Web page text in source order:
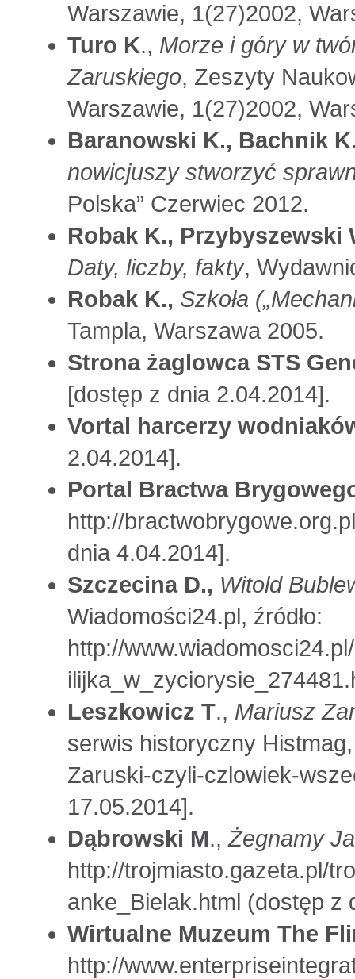
Warszawie, 1(27)2002,
Turo K., Morze i góry w
Zaruskiego, Zeszyty
Warszawie, 1(27)2002,
Baranowski K., Bachnik
nowicjuszy stworzyć
Polska” Czerwiec 2012.
Robak K., Przybyszewski
Daty, liczby, fakty,
Robak K., Szkoła
Tampla, Warszawa 2005.
Strona żaglowca STS
[dostęp z dnia 2.04.2014].
Vortal harcerzy
2.04.2014].
Portal Bractwa
http://
dnia 4.04.2014].
Szczecina D., Witold
Wiadomości24.pl, źródło:
http://
Leszkowicz T., Mariusz
serwis historyczny
Zaruski-czyli-czlowiek-
17.05.2014].
Dąbrowski M.,Żegnamy
http://trojmiasto.gazeta.pl/
anke_Bielak.html (dostęp z
Wirtualne Muzeum The
http://